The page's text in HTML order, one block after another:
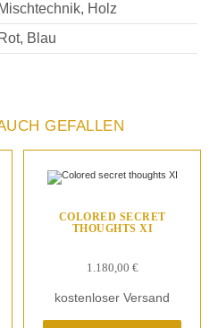
Mischtechnik, Holz
Rot, Blau
GEFALLEN
COLORED SECRET
THOUGHTS XI
1.180,00 €
kostenloser Versand